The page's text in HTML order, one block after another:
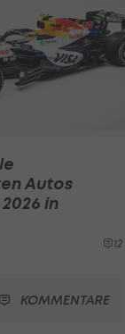
Autos
in
12
KOMMENTARE